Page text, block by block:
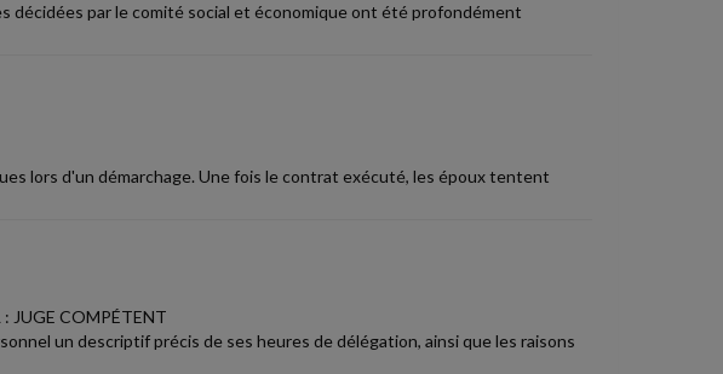
décidées par le comité social et économique ont été profondément
lors d'un démarchage. Une fois le contrat exécuté, les époux tentent
: JUGE COMPÉTENT
un descriptif précis de ses heures de délégation, ainsi que les raisons